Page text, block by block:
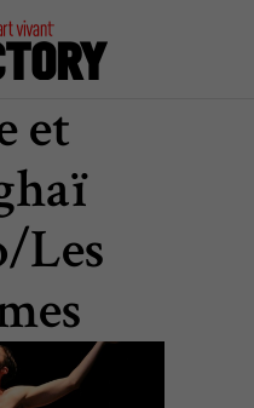
et
Les